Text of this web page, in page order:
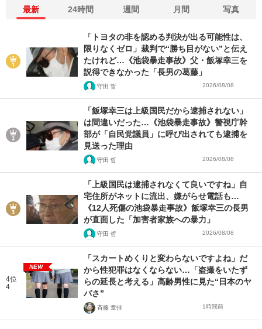
最新 24時間 週間 月間 写真
「トヨタの非を認める判決が出る可能性は、
限りなくゼロ」裁判で“勝ち目がない”と伝え
たけれど…《池袋暴走事故》父・飯塚幸三を
説得できなかった「長男の葛藤」
守田 哲 2026/08/08
「飯塚幸三は上級国民だから逮捕されない」
は間違いだった…《池袋暴走事故》警視庁幹
部が「自民党議員」に呼び出されても逮捕を
見送った理由
守田 哲 2026/08/08
「上級国民は逮捕されなくて良いですね」自
宅住所がネットに流出、嫌がらせ電話も…
《12人死傷の池袋暴走事故》飯塚幸三の長男
が直面した「加害者家族への暴力」
守田 哲 2026/08/08
4位
4
NEW
「スカートめくりと変わらないですよね」だ
から性犯罪はなくならない…「盗撮をいたず
らの延長と考える」高齢男性に見た“日本のヤ
バさ”
斉藤 章佳 1時間前